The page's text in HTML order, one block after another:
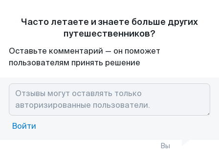
Часто летаете и знаете больше других
путешественников?
Оставьте комментарий — он поможет
пользователям принять решение
Войти
Вы